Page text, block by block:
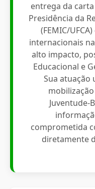
entrega da carta
Presidência da
(FEMIC/
internacionais
alto impacto,
Educacional e
Sua atuação
Juventude-
comprometida
diretamente